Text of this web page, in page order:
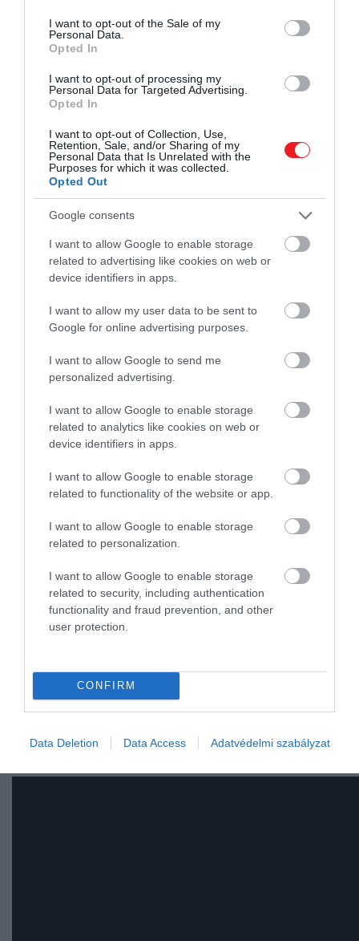
consent section.
I want to opt-out of the Sale of my
Personal Data.
Opted In
I want to opt-out of processing my
Personal Data for Targeted Advertising.
Opted In
I want to opt-out of Collection, Use,
Retention, Sale, and/or Sharing of my
Personal Data that Is Unrelated with the
Purposes for which it was collected.
Opted Out
Google consents
I want to allow Google to enable storage
related to advertising like cookies on web or
device identifiers in apps.
I want to allow my user data to be sent to
Google for online advertising purposes.
I want to allow Google to send me
personalized advertising.
I want to allow Google to enable storage
related to analytics like cookies on web or
device identifiers in apps.
I want to allow Google to enable storage
related to functionality of the website or app.
I want to allow Google to enable storage
related to personalization.
I want to allow Google to enable storage
related to security, including authentication
functionality and fraud prevention, and other
user protection.
CONFIRM
Data Deletion Data Access Adatvédelmi szabályzat
– meséli Veronika.
Az About Time klipjét Nagy Dorottya és Köllőd Márton
közösen jegyzik:
Ez az első klippünk, úgyhogy a
kísérletező, határokat nem
ismerő térbe léptünk be.
Próbáltunk hagyatkozni a
megérzéseinkre, illetve hagyni,
hogy a tartalom alakítsa a
vizuális stílust. A forgatásra
olyan minimál, konceptuális
teret kerestünk, ahol az
utómunka során érvényesülni
tudnak az animációk.
volna, ha ez a letisztult, szinte
steril tér teljesen más
kontextusba helyezi a zenét.
animációk azt fejezik ki, hogy
környezetünkben és bennünk
folyamatosak a változások.
Ugyanakkora hatással
vagyunk a minket körülvevő
ennek mi lesz az eredője, az
nagy részben rajtunk is múlik.